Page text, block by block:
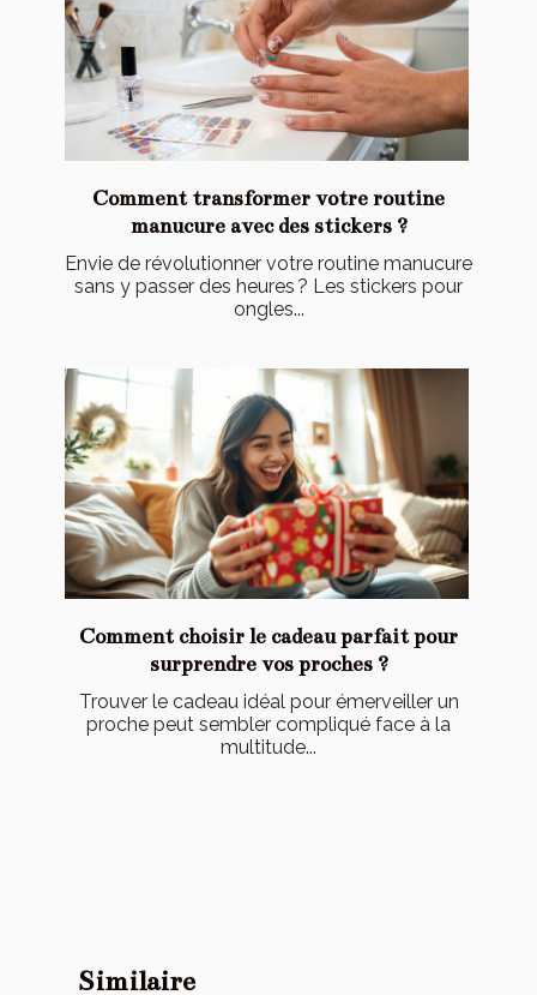
Comment transformer votre routine
manucure avec des stickers ?
Envie de révolutionner votre routine manucure
sans y passer des heures ? Les stickers pour
ongles...
Comment choisir le cadeau parfait pour
surprendre vos proches ?
Trouver le cadeau idéal pour émerveiller un
proche peut sembler compliqué face à la
multitude...
Similaire